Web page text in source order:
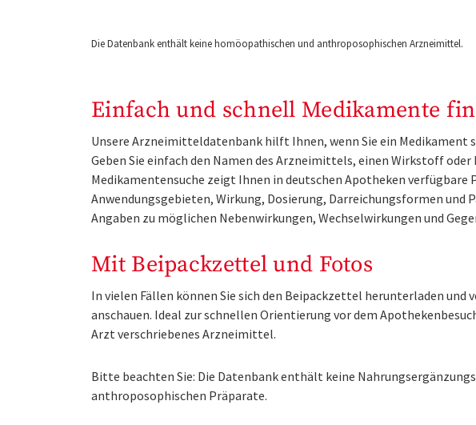
Die Datenbank enthält keine homöopathischen und anthroposophischen Arzneimittel.
Einfach und schnell Medikamente
Unsere Arzneimitteldatenbank hilft Ihnen, wenn Sie ein
Geben Sie einfach den Namen des Arzneimittels, einen Wirkstoff oder
Medikamentensuche zeigt Ihnen in deutschen Apotheken
Anwendungsgebieten, Wirkung, Dosierung, Darreichungsformen
Angaben zu möglichen Nebenwirkungen, Wechselwirkungen und
Mit Beipackzettel und Fotos
In vielen Fällen können Sie sich den Beipackzettel herunterladen
anschauen. Ideal zur schnellen Orientierung vor dem
Arzt verschriebenes Arzneimittel.
Bitte beachten Sie: Die Datenbank enthält keine
anthroposophischen Präparate.